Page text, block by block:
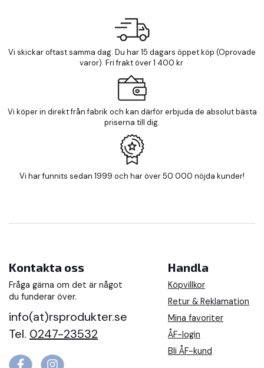
Vi skickar oftast samma dag. Du har 15 dagars öppet köp (Oprovade
varor). Fri frakt över 1 400 kr
Vi köper in direkt från fabrik och kan därför erbjuda de absolut bästa
priserna till dig.
Vi har funnits sedan 1999 och har över 50 000 nöjda kunder!
Kontakta oss
Fråga gärna om det är något
du funderar över.
info(at)rsprodukter.se
Tel. 0247-23532
Handla
Köpvillkor
Retur & Reklamation
Mina favoriter
ÅF-login
Bli ÅF-kund